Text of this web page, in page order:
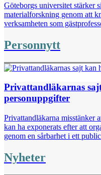
Göteborgs universitet stärker
materialforskning genom att
verksamheten som
Personnytt
Privattandläkarnas
personuppgifter
Privattandläkarna misstänker
kan ha exponerats efter att
genom en sårbarhet i ett
Nyheter